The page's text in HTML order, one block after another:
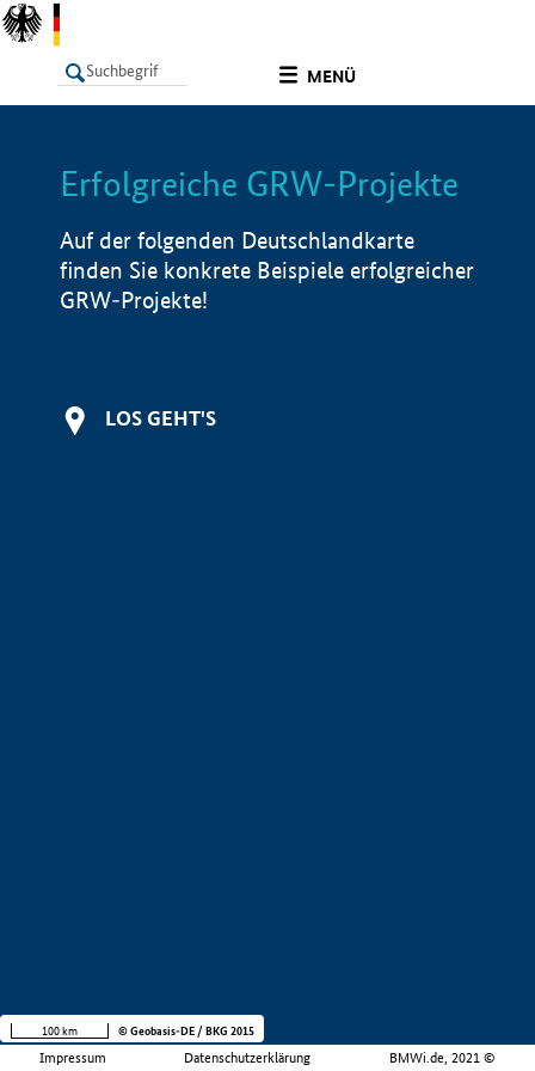
MENÜ
LISTE Info
Erfolgreiche GRW-Projekte
Auf der folgenden Deutschlandkarte
finden Sie konkrete Beispiele erfolgreicher
GRW-Projekte!
LOS GEHT'S
Impressum Datenschutzerklärung BMWi.de, 2021 ©
100 km © Geobasis-DE / BKG 2015